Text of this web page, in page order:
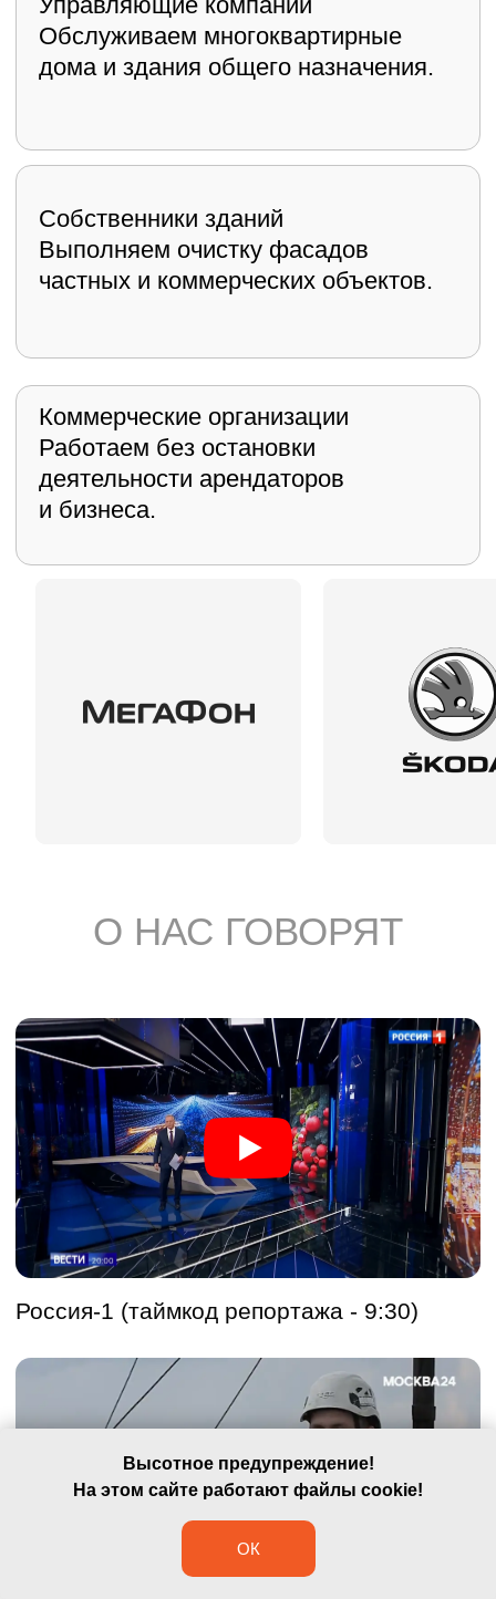
Высотное предупреждение!
На этом сайте работают файлы cookie!
ОК